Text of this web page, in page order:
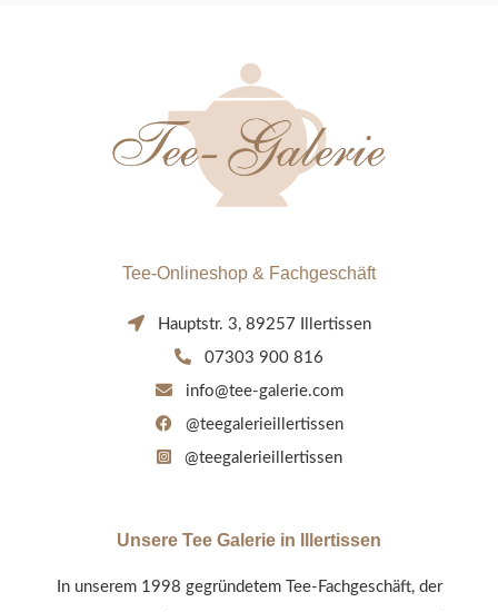
Tee-Onlineshop & Fachgeschäft
Hauptstr. 3, 89257 Illertissen
07303 900 816
info@tee-galerie.com
@teegalerieillertissen
@teegalerieillertissen
Unsere Tee Galerie in Illertissen
In unserem 1998 gegründetem Tee-Fachgeschäft, der